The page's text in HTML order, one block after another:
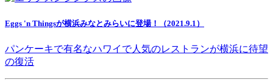
Eggs 'n Thingsが横浜みなとみらいに登場！（2021.9.1）
パンケーキで有名なハワイで人気のレストランが横浜に待望
の復活